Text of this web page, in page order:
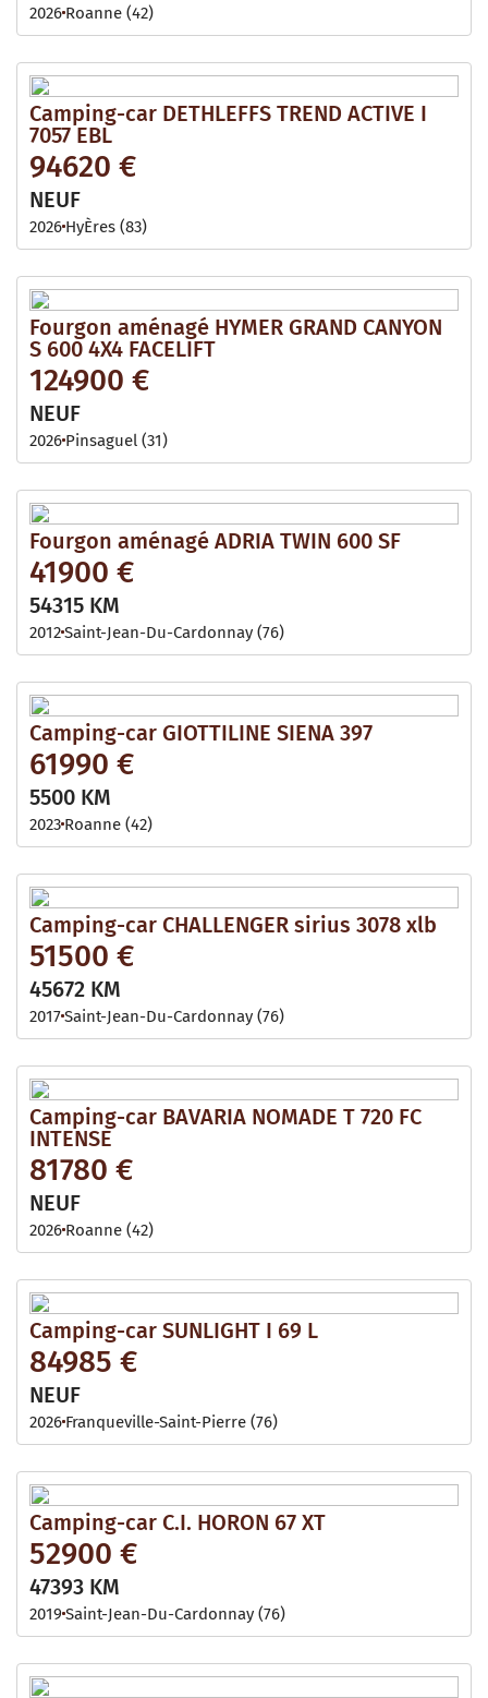
2026 Roanne (42)
Camping-car DETHLEFFS TREND ACTIVE I
7057 EBL
94620 €
NEUF
2026 HyÈres (83)
Fourgon aménagé HYMER GRAND CANYON
S 600 4X4 FACELIFT
124900 €
NEUF
2026 Pinsaguel (31)
Fourgon aménagé ADRIA TWIN 600 SF
41900 €
54315 KM
2012Saint-Jean-Du-Cardonnay (76)
Camping-car GIOTTILINE SIENA 397
61990 €
5500 KM
2023 Roanne (42)
Camping-car CHALLENGER sirius 3078 xlb
51500 €
45672 KM
2017Saint-Jean-Du-Cardonnay (76)
Camping-car BAVARIA NOMADE T 720 FC
INTENSE
81780 €
NEUF
2026 Roanne (42)
Camping-car SUNLIGHT I 69 L
84985 €
NEUF
2026 Franqueville-Saint-Pierre (76)
Camping-car C.I. HORON 67 XT
52900 €
47393 KM
2019 Saint-Jean-Du-Cardonnay (76)